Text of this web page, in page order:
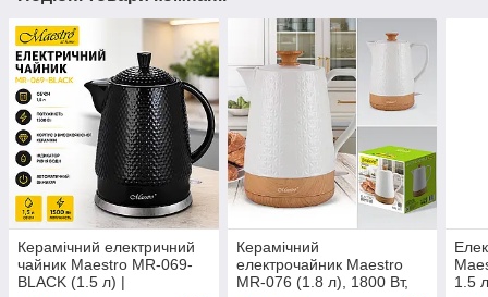
Керамічний електричний
чайник Maestro MR-069-
BLACK (1.5 л) |
Керамічний
електрочайник Maestro
MR-076 (1.8 л), 1800 Вт,
1.5